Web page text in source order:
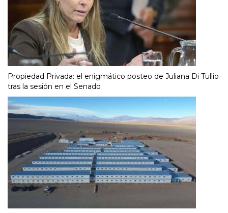
Propiedad Privada: el enigmático posteo de Juliana Di Tullio
tras la sesión en el Senado